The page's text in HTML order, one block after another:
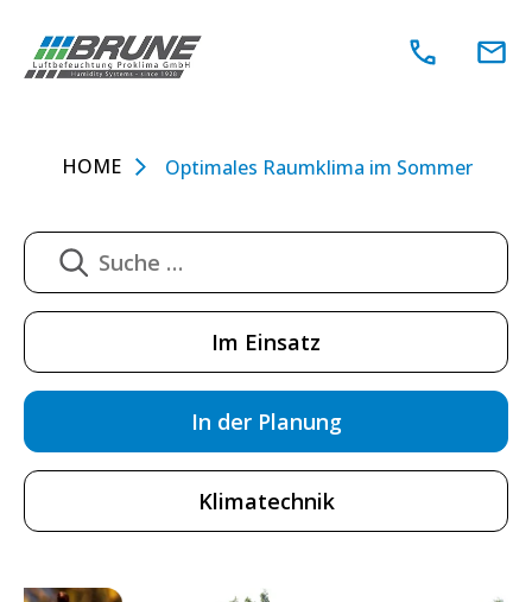
Inhalt
springen
HOME Optimales Raumklima im Sommer
Im Einsatz
In der Planung
Klimatechnik